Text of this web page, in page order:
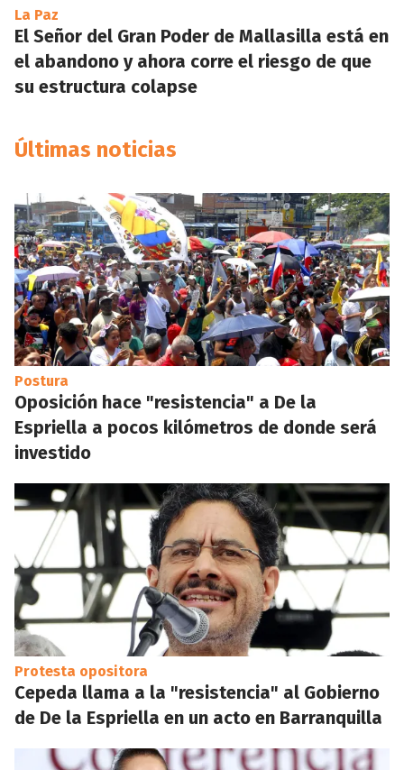
La Paz
El Señor del Gran Poder de Mallasilla está en
el abandono y ahora corre el riesgo de que
su estructura colapse
Últimas noticias
Postura
Oposición hace "resistencia" a De la
Espriella a pocos kilómetros de donde será
investido
Protesta opositora
Cepeda llama a la "resistencia" al Gobierno
de De la Espriella en un acto en Barranquilla